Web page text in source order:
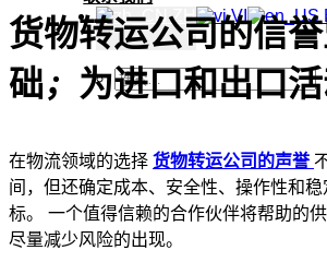
ZH
VI
货物转运公司的信
础，为进口和出口
在物流领域的选择 货物转运公司的声誉
间，但还确定成本、安全性、操作性和
标。 一个值得信赖的合作伙伴将帮助的
尽量减少风险的出现。